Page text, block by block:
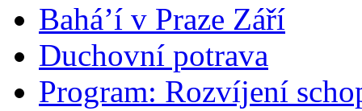
Bahá’í v Praze Září
Duchovní potrava
Program: Rozvíjení